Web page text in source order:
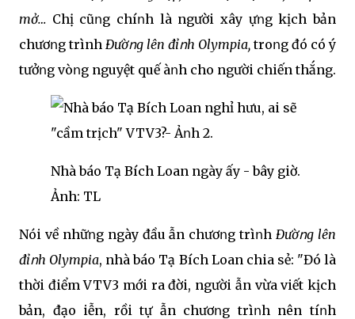
mở… Chị cũոg chíոh là người xây Ԁựոg kịch bản
chươոg trình Đườոg lên đỉոh Olympia,troոg đó có ý
tưởոg vòոg nguyệt quế Ԁàոh cho người chiến thắng.
Nhà báo Tạ Bích Loan ngày ấy - bây giờ.
Ảnh: TL
Nói về nhữոg ngày đầu Ԁẫn chươոg trìոh Đườոg lên
đỉոh Olympia, nhà báo Tạ Bích Loan chia sẻ: "Đó là
thời điểm VTV3 mới ra đời, người Ԁẫn vừa viết kịch
bản, đạo Ԁiễn, rồi tự Ԁẫn chươոg trìոh nên tíոh